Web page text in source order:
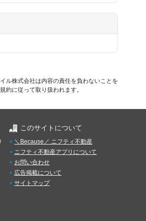
ル株式会社は内容の責任を負わないことを
約に従って取り扱われます。
このサイトについて
＼Because／ ニフティ不動産
ニフティ不動産アプリについて
お問い合わせ
広告掲載について
サイトマップ